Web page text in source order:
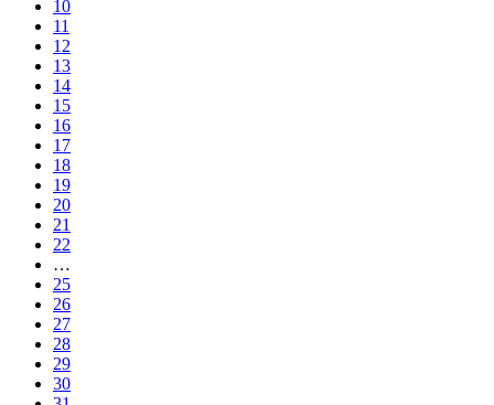
10
11
12
13
14
15
16
17
18
19
20
21
22
…
25
26
27
28
29
30